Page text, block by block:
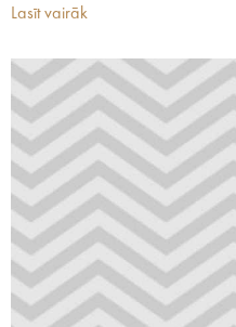
Lasīt vairāk